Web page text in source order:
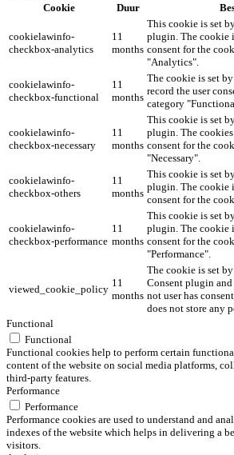
Cookie
Duur
cookielawinfo-
checkbox-analytics
11
months
This cookie is set
plugin. The cookie
consent for the
"Analytics".
cookielawinfo-
checkbox-functional
11
months
The cookie is set
record the user
category
cookielawinfo-
checkbox-necessary
11
months
This cookie is set
plugin. The cookies
consent for the
"Necessary".
cookielawinfo-
checkbox-others
11
months
This cookie is set
plugin. The cookie
consent for the
cookielawinfo-
checkbox-performance
11
months
This cookie is set
plugin. The cookie
consent for the
"Performance".
viewed_cookie_policy
11
months
The cookie is set
Consent plugin and
not user has
does not store any
Functional
Functional
Functional cookies help to perform certain
content of the website on social media platforms,
third-party features.
Performance
Performance
Performance cookies are used to understand and
indexes of the website which helps in delivering a
visitors.